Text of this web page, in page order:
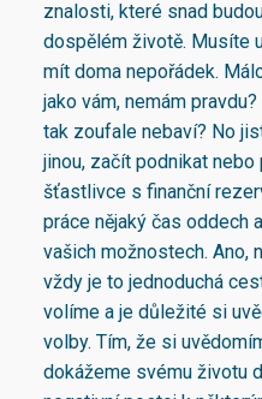
znalosti, které snad
dospělém životě. Musíte
mít doma nepořádek.
jako vám, nemám
tak zoufale nebaví? No
jinou, začít podnikat
šťastlivce s finanční
práce nějaký čas oddech
vašich možnostech. Ano,
vždy je to jednoduchá
volíme a je důležité si
volby. Tím, že si
dokážeme svému životu